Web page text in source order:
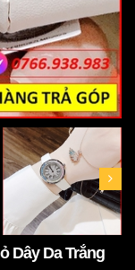
Dây Da Trắng